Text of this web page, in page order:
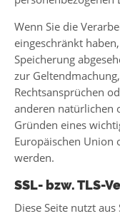
Wenn Sie die
eingeschränkt
Speicherung
zur
Rechtsansprüchen
anderen natürlichen
Gründen eines
Europäischen Union
werden.
SSL- bzw. TLS-
Diese Seite nutzt